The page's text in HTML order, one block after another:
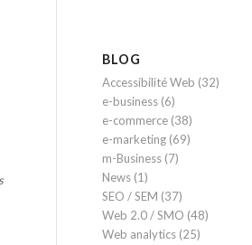
BLOG
Accessibilité Web (32)
e-business (6)
e-commerce (38)
e-marketing (69)
m-Business (7)
News (1)
SEO / SEM (37)
Web 2.0 / SMO (48)
Web analytics (25)